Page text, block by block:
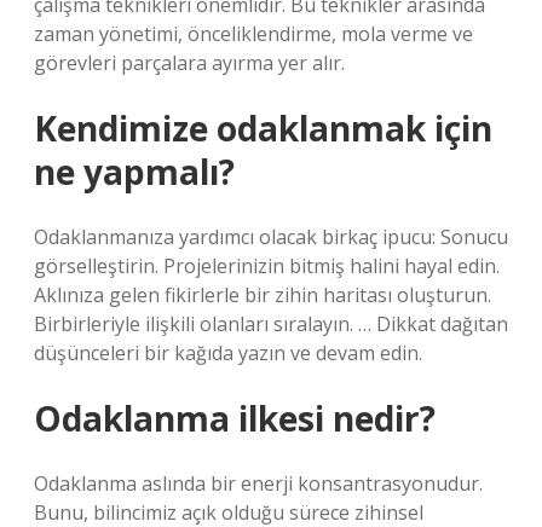
zaman yönetimi, önceliklendirme, mola verme ve
görevleri parçalara ayırma yer alır.
Kendimize odaklanmak için
ne yapmalı?
Odaklanmanıza yardımcı olacak birkaç ipucu: Sonucu
görselleştirin. Projelerinizin bitmiş halini hayal edin.
Aklınıza gelen fikirlerle bir zihin haritası oluşturun.
Birbirleriyle ilişkili olanları sıralayın. … Dikkat dağıtan
düşünceleri bir kağıda yazın ve devam edin.
Odaklanma ilkesi nedir?
Odaklanma aslında bir enerji konsantrasyonudur.
Bunu, bilincimiz açık olduğu sürece zihinsel